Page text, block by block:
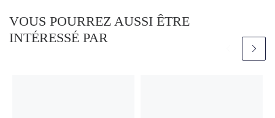
VOUS POURREZ AUSSI ÊTRE
INTÉRESSÉ PAR